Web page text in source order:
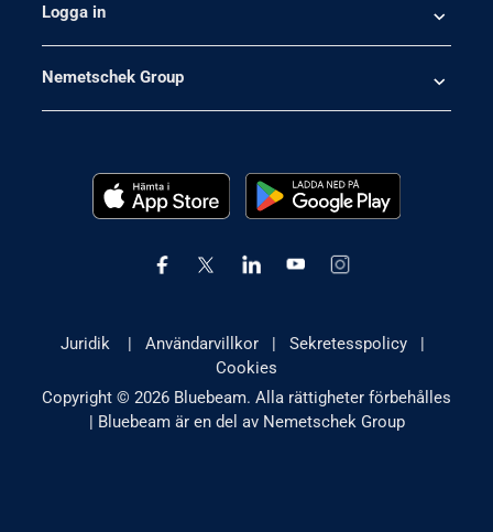
Logga in
Nemetschek Group
Juridik | Användarvillkor| Sekretesspolicy|
Cookies
Copyright © 2026 Bluebeam. Alla rättigheter förbehålles
| Bluebeam är en del av Nemetschek Group